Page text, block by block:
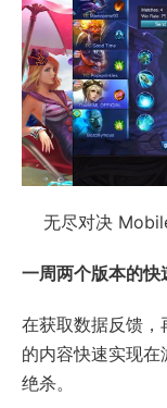
无尽对决
一周两个版本的快
在获取数据反馈
的内容快速实现
绝杀。